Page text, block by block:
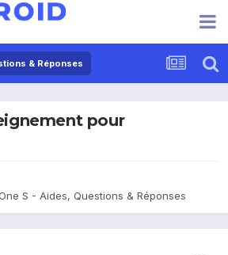
& Réponses
pour
S - Aides, Questions & Réponses